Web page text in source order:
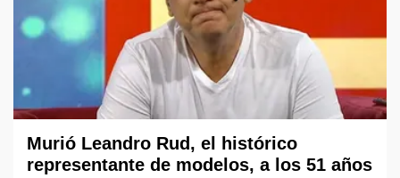
Murió Leandro Rud, el histórico
representante de modelos, a los 51 años